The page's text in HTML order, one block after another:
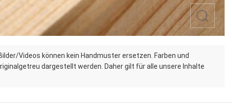
Videos können kein Handmuster ersetzen. Farben und
dargestellt werden. Daher gilt für alle unsere Inhalte